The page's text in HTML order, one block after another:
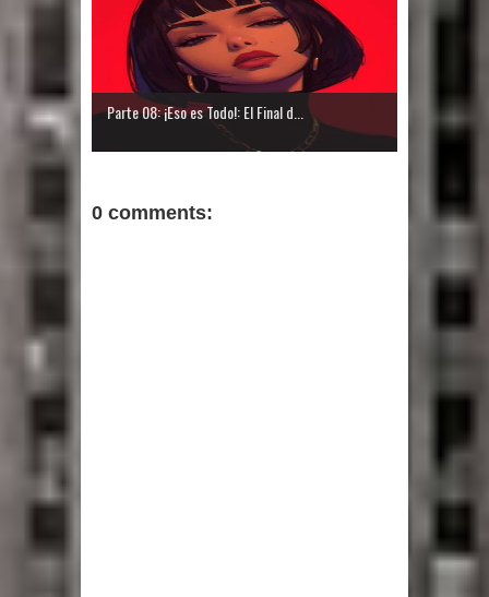
Parte 08: ¡Eso es Todo!: El Final d...
0 comments: